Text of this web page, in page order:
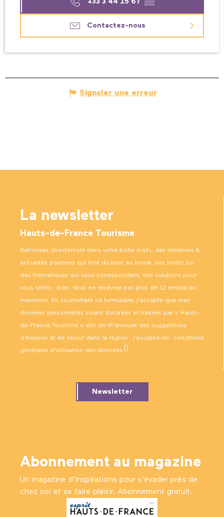
+33 3 44 15 67 ▒▒
Contactez-nous
Signaler une erreur
La newsletter
Hauts-de-France Tourisme
Retrouvez directement dans votre boîte mails, des initiatives &
actualités positives qui font du bien au moral, des livrets sur
des thématiques qui vous correspondent, des solutions pour
vous sentir… bien. Vous ne recevrez pas plus de 12 emails/an
maximum. En soumettant ce formulaire, j’accepte que mes
données personnelles soient stockées et traitées par « Hauts-
de-France Tourisme » afin de m’envoyer des suggestions
d’évasion et de séjour dans la région ; j’accepte les conditions
générales d’utilisation des données .
Newsletter
Abonnement au magazine
Un magazine d’inspirations pour s'évader près de
chez soi et se faire plaisir. Abonnement gratuit.